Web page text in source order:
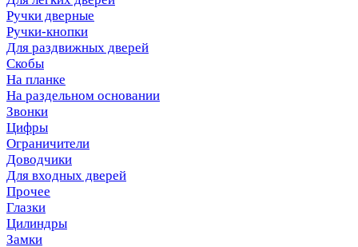
Ручки дверные
Ручки-кнопки
Для раздвижных дверей
Скобы
На планке
На раздельном основании
Звонки
Цифры
Ограничители
Доводчики
Для входных дверей
Прочее
Глазки
Цилиндры
Замки